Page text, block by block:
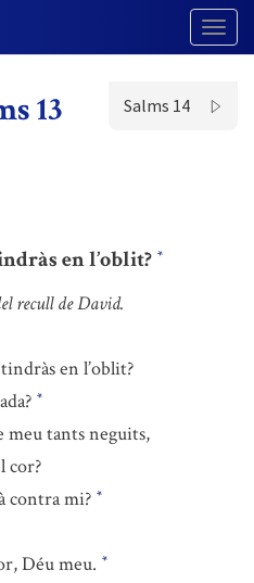
13 Salms 14
en l’oblit? *
recull de David.
en l’oblit?
*
tants neguits,
cor?
contra mi? *
Déu meu. *